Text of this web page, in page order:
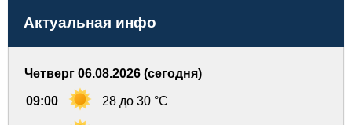
Актуальная инфо
Четверг 06.08.2026 (сегодня)
09:00 28 до 30 °C